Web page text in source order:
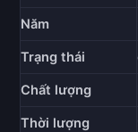
Năm
Trạng thái
Chất lượng
Thời lượng